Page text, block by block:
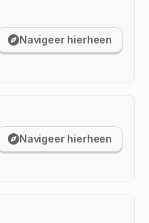
Navigeer hierheen
Navigeer hierheen